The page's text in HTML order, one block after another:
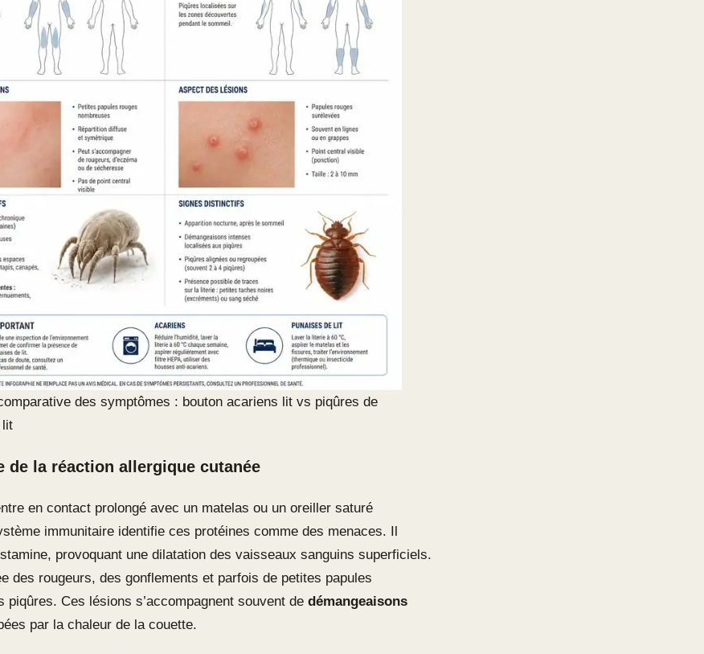
des symptômes : bouton acariens lit vs piqûres de
lit
de la réaction allergique cutanée
en contact prolongé avec un matelas ou un oreiller saturé
immunitaire identifie ces protéines comme des menaces. Il
provoquant une dilatation des vaisseaux sanguins superficiels.
des rougeurs, des gonflements et parfois de petites papules
piqûres. Ces lésions s’accompagnent souvent de démangeaisons
par la chaleur de la couette.